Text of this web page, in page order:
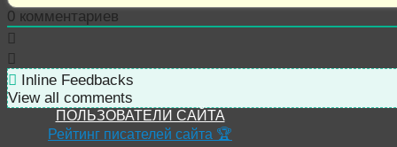
0 комментариев
Inline Feedbacks
View all comments
ПОЛЬЗОВАТЕЛИ САЙТА
Рейтинг писателей сайта 🏆